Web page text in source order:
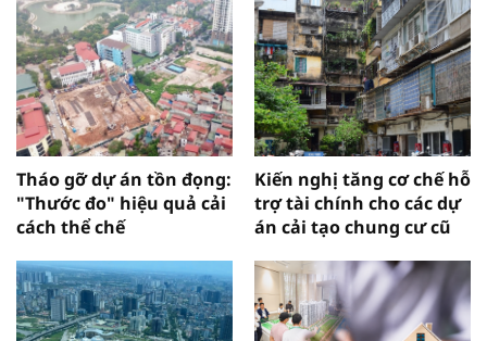
Tháo gỡ dự án tồn đọng:
"Thước đo" hiệu quả cải
cách thể chế
Kiến nghị tăng cơ chế hỗ
trợ tài chính cho các dự
án cải tạo chung cư cũ